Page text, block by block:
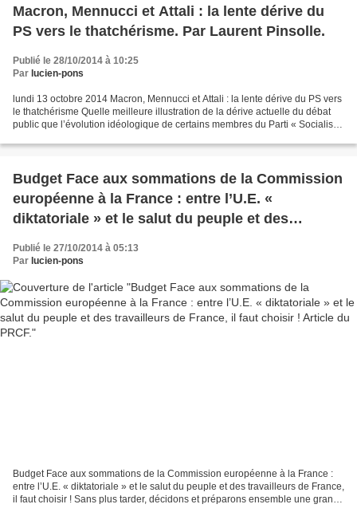
Macron, Mennucci et Attali : la lente dérive du
PS vers le thatchérisme. Par Laurent Pinsolle.
Publié le 28/10/2014 à 10:25
Par lucien-pons
lundi 13 octobre 2014 Macron, Mennucci et Attali : la lente dérive du PS vers
le thatchérisme Quelle meilleure illustration de la dérive actuelle du débat
public que l’évolution idéologique de certains membres du Parti « Socialiste
Budget Face aux sommations de la Commission
européenne à la France : entre l’U.E. «
diktatoriale » et le salut du peuple et des
PRCF.
Publié le 27/10/2014 à 05:13
Par lucien-pons
Budget Face aux sommations de la Commission européenne à la France :
entre l’U.E. « diktatoriale » et le salut du peuple et des travailleurs de France,
il faut choisir ! Sans plus tarder, décidons et préparons ensemble une grande